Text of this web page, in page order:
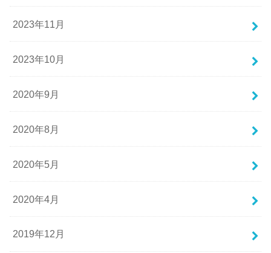
2023年11月
2023年10月
2020年9月
2020年8月
2020年5月
2020年4月
2019年12月